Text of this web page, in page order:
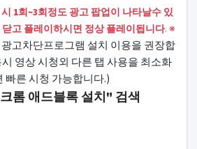
1회~3회정도 광고 팝업이 나타날수 있
고 플레이하시면 정상 플레이됩니다. ※
광고차단프로그램 설치 이용을 권장합
영상 시청외 다른 탭 사용을 최소화
빠른 시청 가능합니다.)
롬 애드블록 설치" 검색